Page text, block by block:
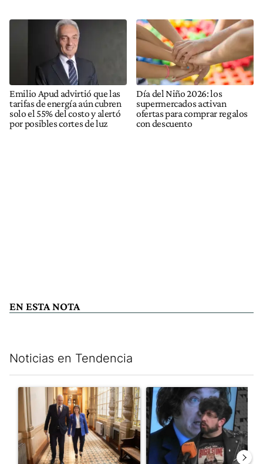
Emilio Apud advirtió que las
tarifas de energía aún cubren
solo el 55% del costo y alertó
por posibles cortes de luz
Día del Niño 2026: los
supermercados activan
ofertas para comprar regalos
con descuento
EN ESTA NOTA
Noticias en Tendencia
Un artículo de tendencia con el título "El Gobierno cedió en
Un artículo de tendencia con